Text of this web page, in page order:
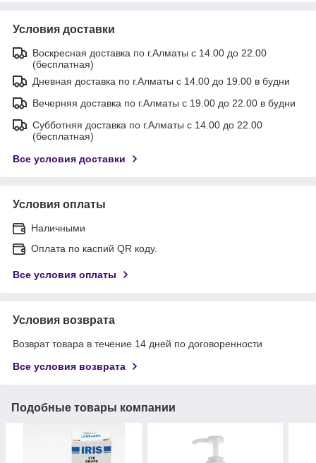
Условия доставки
Воскресная доставка по г.Алматы с 14.00 до 22.00
(бесплатная)
Дневная доставка по г.Алматы с 14.00 до 19.00 в будни
Вечерняя доставка по г.Алматы с 19.00 до 22.00 в будни
Субботняя доставка по г.Алматы с 14.00 до 22.00
(бесплатная)
Все условия доставки
Условия оплаты
Наличными
Оплата по каспий QR коду.
Все условия оплаты
Условия возврата
Возврат товара в течение 14 дней по договоренности
Все условия возврата
Подобные товары компании